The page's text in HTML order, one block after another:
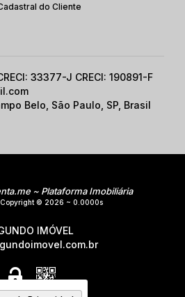
do Cliente
33377-J CRECI: 190891-F
Belo São Paulo SP Brasil
~ Plataforma Imobiliária
Copyright © 2026 ~ 0.0000s
IMÓVEL